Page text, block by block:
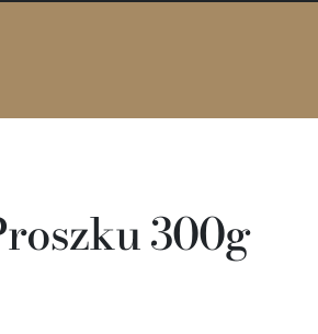
300g